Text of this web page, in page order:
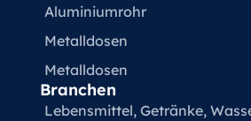
Aluminiumrohr
Metalldosen
Metalldosen
Branchen
Lebensmittel, Getränke,